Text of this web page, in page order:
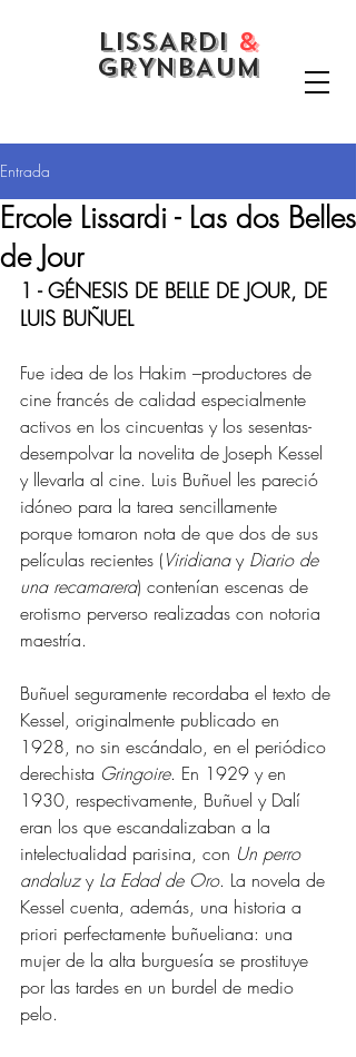
LISSARDI &
GRYNBAUM
Entrada
Ercole Lissardi - Las dos Belles
de Jour
1 - GÉNESIS DE BELLE DE JOUR, DE
LUIS BUÑUEL
Fue idea de los Hakim –productores de
cine francés de calidad especialmente
activos en los cincuentas y los sesentas-
desempolvar la novelita de Joseph Kessel
y llevarla al cine. Luis Buñuel les pareció
idóneo para la tarea sencillamente
porque tomaron nota de que dos de sus
películas recientes (Viridiana y Diario de
una recamarera) contenían escenas de
erotismo perverso realizadas con notoria
maestría.
Buñuel seguramente recordaba el texto de
Kessel, originalmente publicado en
1928, no sin escándalo, en el periódico
derechista Gringoire. En 1929 y en
1930, respectivamente, Buñuel y Dalí
eran los que escandalizaban a la
intelectualidad parisina, con Un perro
andaluz y La Edad de Oro. La novela de
Kessel cuenta, además, una historia a
priori perfectamente buñueliana: una
mujer de la alta burguesía se prostituye
por las tardes en un burdel de medio
pelo.